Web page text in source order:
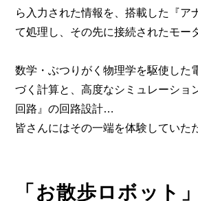
ら入力された情報を、搭載した『ア
て処理し、その先に接続されたモー
数学・ぶつりがく物理学を駆使した
づく計算と、高度なシミュレーショ
回路』の回路設計…
皆さんにはその一端を体験していた
「お散歩ロボット